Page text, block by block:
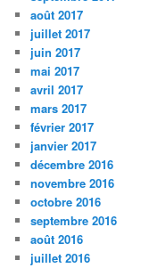
août 2017
juillet 2017
juin 2017
mai 2017
avril 2017
mars 2017
février 2017
janvier 2017
décembre 2016
novembre 2016
octobre 2016
septembre 2016
août 2016
juillet 2016